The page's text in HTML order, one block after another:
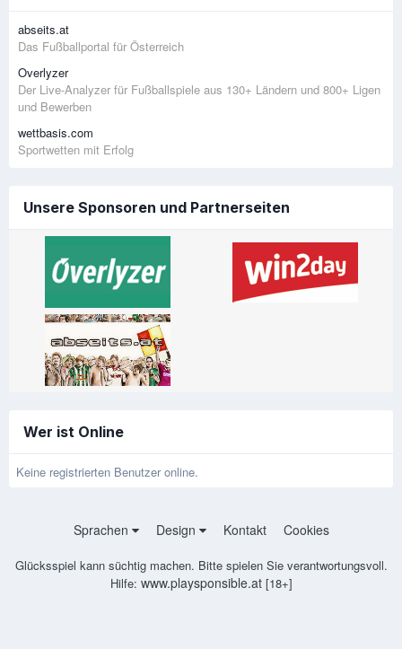
abseits.at
Das Fußballportal für Österreich
Overlyzer
Der Live-Analyzer für Fußballspiele aus 130+ Ländern und 800+ Ligen
und Bewerben
wettbasis.com
Sportwetten mit Erfolg
Unsere Sponsoren und Partnerseiten
Wer ist Online
Keine registrierten Benutzer online.
Sprachen Design Kontakt Cookies
Glücksspiel kann süchtig machen. Bitte spielen Sie verantwortungsvoll.
Hilfe: www.playsponsible.at[18+]